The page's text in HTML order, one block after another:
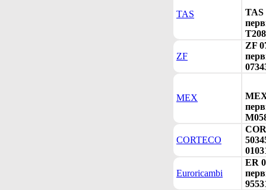
TAS
TAS
ZF
ZF
MEX
CORTECO
Euroricambi
ER